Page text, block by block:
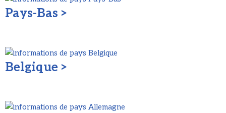
Pays-Bas >
Belgique >